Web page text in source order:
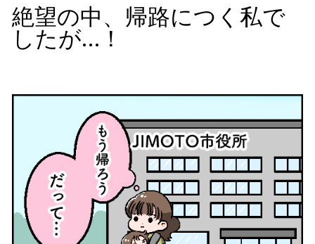
絶望の中、帰路につく私で
したが…！